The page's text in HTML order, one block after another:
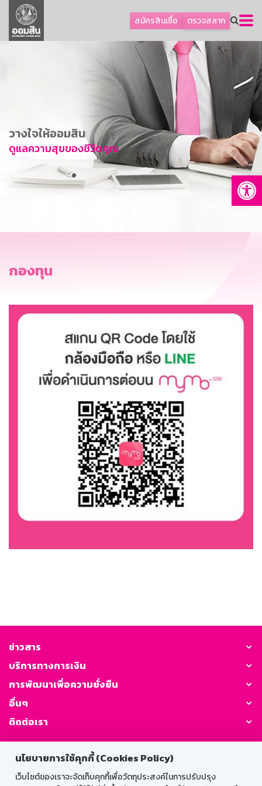
นโยบายการใช้คุกกี้ (Cookies Policy)
เว็บไซต์ของเราจะจัดเก็บคุกกี้เพื่อวัตถุประสงค์ในการปรับปรุง
สมัครสินเชื่อ ตรวจสลาก
ลูกค้าธุรกิจ
ลูกค้าผู้ประกอบรายย่อย
การพัฒนาที่ยั่งยืน
ข่าวสาร
บริการทางการเงิน
อื่นๆ
วางใจให้ออมสิน
ดูแลความสุขของชีวิตคุณ
กองทุน
ข่าวสาร
บริการทางการเงิน
การพัฒนาเพื่อความยั่งยืน
อื่นๆ
ติดต่อเรา
GSB Society: